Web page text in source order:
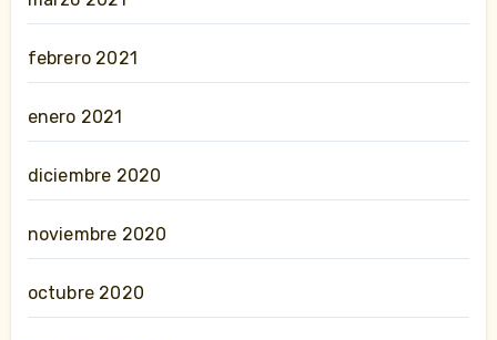
febrero 2021
enero 2021
diciembre 2020
noviembre 2020
octubre 2020